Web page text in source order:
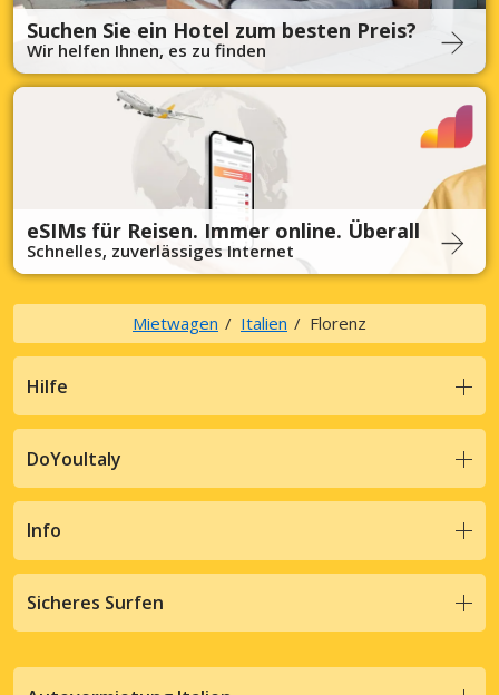
Suchen Sie ein Hotel zum besten Preis?
Wir helfen Ihnen, es zu finden
eSIMs für Reisen. Immer online. Überall
Schnelles, zuverlässiges Internet
Mietwagen Italien Florenz
Hilfe
DoYouItaly
Info
Sicheres Surfen